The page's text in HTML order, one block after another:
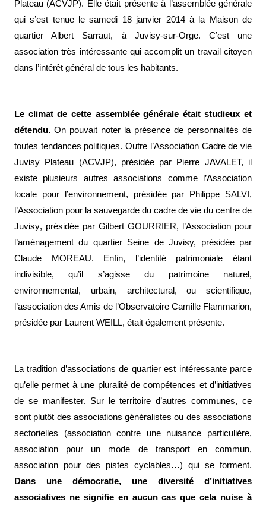
Plateau (ACVJP). Elle était présente à l’assemblée générale
qui s’est tenue le samedi 18 janvier 2014 à la Maison de
quartier Albert Sarraut, à Juvisy-sur-Orge. C’est une
association très intéressante qui accomplit un travail citoyen
dans l’intérêt général de tous les habitants.
Le climat de cette assemblée générale était studieux et
détendu. On pouvait noter la présence de personnalités de
toutes tendances politiques. Outre l’Association Cadre de vie
Juvisy Plateau
(ACVJP), présidée par Pierre JAVALET, il
existe plusieurs autres associations comme l’Association
locale pour l’environnement, présidée par Philippe SALVI,
l’Association pour la sauvegarde du cadre de vie du centre de
Juvisy, présidée par Gilbert GOURRIER,
l’Association pour
l’aménagement du quartier Seine de Juvisy,
présidée par
Claude MOREAU. Enfin, l’identité patrimoniale étant
indivisible, qu’il s’agisse du patrimoine naturel,
environnemental, urbain, architectural, ou scientifique,
l’association des Amis de l’Observatoire Camille Flammarion,
présidée par Laurent WEILL, était également présente.
La tradition d’associations de quartierest intéressante parce
qu’elle permet à une pluralité de compétences et d’initiatives
de se manifester. Sur le territoire d’autres communes, ce
sont plutôt des associations généralistes ou desassociations
sectorielles (association contre une nuisance particulière,
association pour un mode de transport en commun,
association pour des pistes cyclables…) qui se forment.
Dans une démocratie, une diversité d’initiatives
associatives ne signifie en aucun cas que cela nuise à